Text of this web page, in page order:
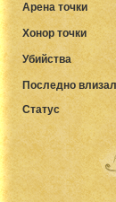
Арена точки
Хонор точки
Убийства
Последно влизал
Статус